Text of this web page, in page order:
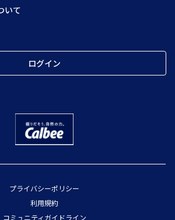
いて
ログイン
プライバシーポリシー
利用規約
コミュニティガイドライン